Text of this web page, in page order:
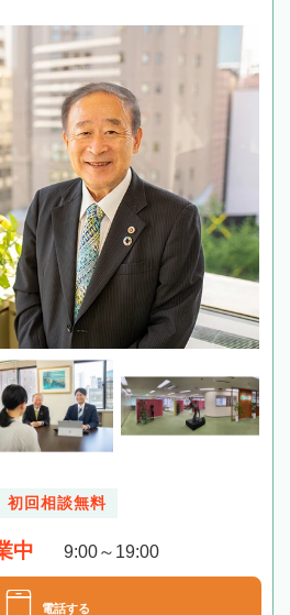
初回相談無料
中 9:00～19:00
電話する